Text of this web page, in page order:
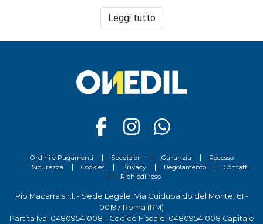
applicabile direttamente sulla ruggine, oppure
smalto sintetico, brillante per
manufatti in ferro e legno. E per qualsiasi dubbio,
Leggi tutto
Ordini e Pagamenti Spedizioni Garanzia
Recesso
Sicurezza
Cookies Privacy Regolamento
Contatti
Richiedi reso
Pio Macarra s.r.l. - Sede Legale: Via Guidubaldo del Monte, 61 -
00197 Roma (RM)
Partita Iva: 04809541008 - Codice Fiscale: 04809541008 Capitale